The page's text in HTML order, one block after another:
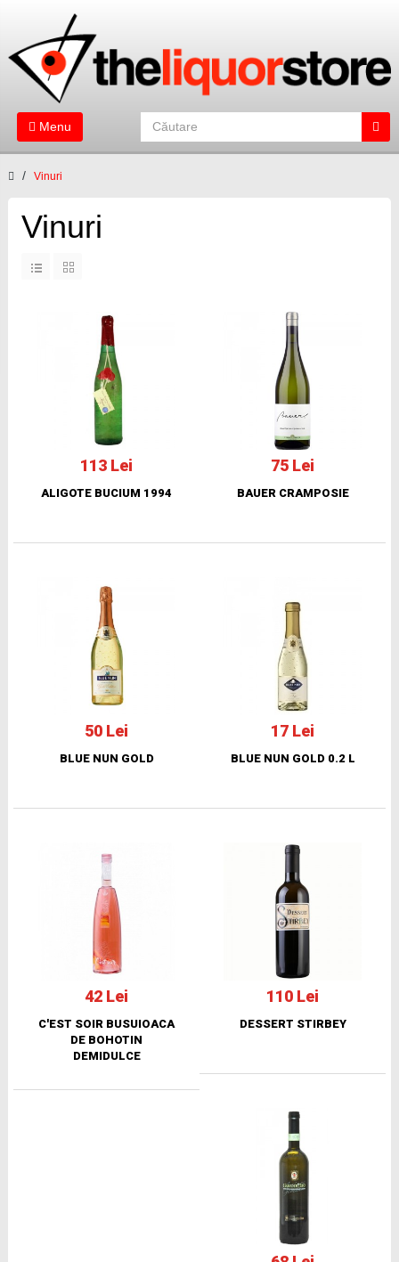
Menu
Vinuri
Vinuri
113 Lei
ALIGOTE BUCIUM 1994
75 Lei
BAUER CRAMPOSIE
50 Lei
BLUE NUN GOLD
17 Lei
BLUE NUN GOLD 0.2 L
42 Lei
C'EST SOIR BUSUIOACA
DE BOHOTIN
DEMIDULCE
110 Lei
DESSERT STIRBEY